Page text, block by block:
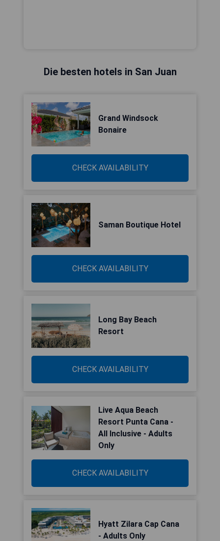
Die besten hotels in San Juan
Grand Windsock
Bonaire
CHECK AVAILABILITY
Saman Boutique Hotel
CHECK AVAILABILITY
Long Bay Beach
Resort
CHECK AVAILABILITY
Live Aqua Beach
Resort Punta Cana -
All Inclusive - Adults
Only
CHECK AVAILABILITY
Hyatt Zilara Cap Cana
- Adults Only